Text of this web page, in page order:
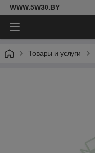
WWW.5W30.BY
Товары и услуги